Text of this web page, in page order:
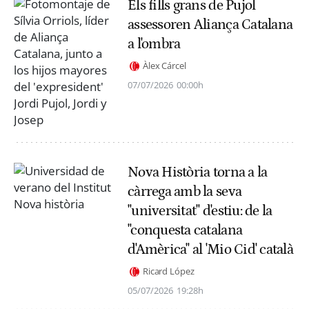
Els fills grans de Pujol
assessoren Aliança Catalana
a l'ombra
Àlex Cárcel
07/07/2026 00:00h
Nova Història torna a la
càrrega amb la seva
"universitat" d'estiu: de la
"conquesta catalana
d'Amèrica" al 'Mio Cid' català
Ricard López
05/07/2026 19:28h